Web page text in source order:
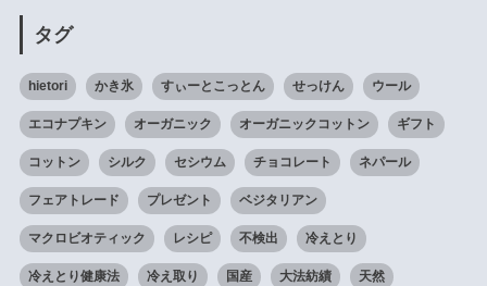
タグ
hietori かき氷 すぃーとこっとん せっけん ウール
エコナプキン オーガニック オーガニックコットン ギフト
コットン シルク セシウム チョコレート ネパール
フェアトレード プレゼント ベジタリアン
マクロビオティック レシピ 不検出 冷えとり
冷えとり健康法 冷え取り 国産 大法紡績 天然